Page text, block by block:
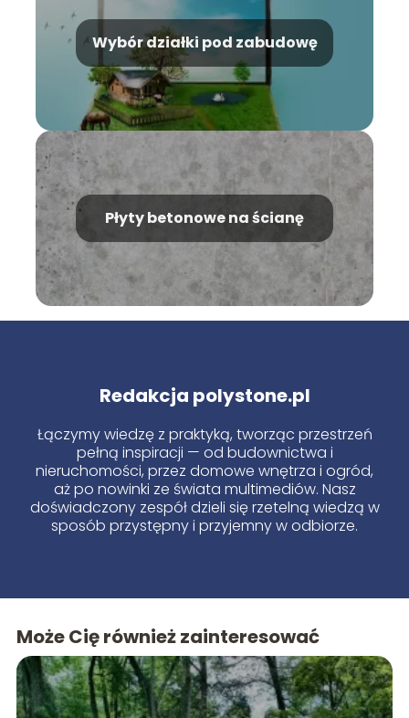
Wybór działki pod zabudowę
Płyty betonowe na ścianę
Redakcja polystone.pl
Łączymy wiedzę z praktyką, tworząc przestrzeń
pełną inspiracji — od budownictwa i
nieruchomości, przez domowe wnętrza i ogród,
aż po nowinki ze świata multimediów. Nasz
doświadczony zespół dzieli się rzetelną wiedzą w
sposób przystępny i przyjemny w odbiorze.
Może Cię również zainteresować